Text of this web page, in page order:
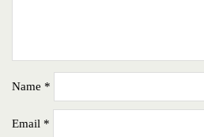
Name *
Email *